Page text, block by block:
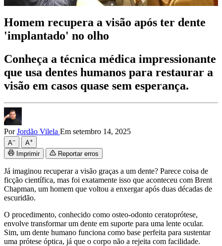
Homem recupera a visão após ter dente
'implantado' no olho
Conheça a técnica médica impressionante
que usa dentes humanos para restaurar a
visão em casos quase sem esperança.
PorJordão Vilela Em setembro 14, 2025
A− A+
Imprimir Reportar erros
Já imaginou recuperar a visão graças a um dente? Parece coisa de
ficção científica, mas foi exatamente isso que aconteceu com Brent
Chapman, um homem que voltou a enxergar após duas décadas de
escuridão.
O procedimento, conhecido como osteo-odonto ceratoprótese,
envolve transformar um dente em suporte para uma lente ocular.
Sim, um dente humano funciona como base perfeita para sustentar
uma prótese óptica, já que o corpo não a rejeita com facilidade.